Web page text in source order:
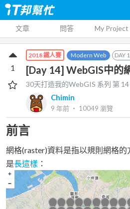
文章 問答 My Project
2018 鐵人賽 Modern Web DAY
[Day 14] WebGIS中的
30天打造我的WebGIS 系列 第 14
Chimin
9 年前 ‧ 10049 瀏覽
1
前言
網格(raster)資料是指以規則網格
是長這樣 ：